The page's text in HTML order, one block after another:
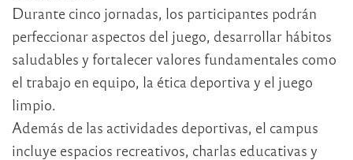
Durante cinco jornadas, los participantes podrán
perfeccionar aspectos del juego, desarrollar hábitos
saludables y fortalecer valores fundamentales como
el trabajo en equipo, la ética deportiva y el juego
limpio.
Además de las actividades deportivas, el campus
incluye espacios recreativos, charlas educativas y